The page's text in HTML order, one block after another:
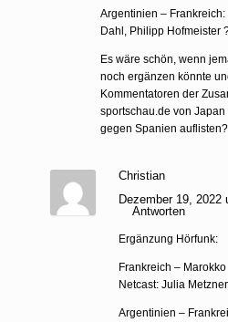
Argentinien –
Dahl, Philipp Hofmeister
Es wäre schön, wenn
noch ergänzen könnte
Kommentatoren der
sportschau.de von
gegen Spanien auflisten?
Christian
Dezember 19, 2022
Antworten
Ergänzung Hörfunk:
Frankreich – Marokko
Netcast: Julia
Argentinien –